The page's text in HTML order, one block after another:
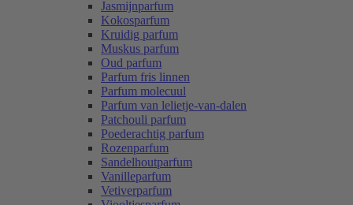
Jasmijnparfum
Kokosparfum
Kruidig parfum
Muskus parfum
Oud parfum
Parfum fris linnen
Parfum molecuul
Parfum van lelietje-van-dalen
Patchouli parfum
Poederachtig parfum
Rozenparfum
Sandelhoutparfum
Vanilleparfum
Vetiverparfum